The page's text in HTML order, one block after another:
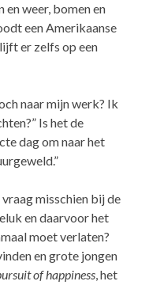
en weer, bomen en
een Amerikaanse
er zelfs op een
naar mijn werk? Ik
Is het de
dag om naar het
misschien bij de
en daarvoor het
moet verlaten?
en grote jongen
of happiness, het